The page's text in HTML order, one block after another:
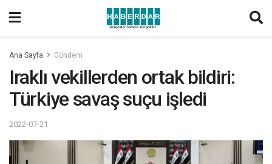
Ana Sayfa Gündem
Iraklı vekillerden ortak bildiri:
Türkiye savaş suçu işledi
2022-07-21